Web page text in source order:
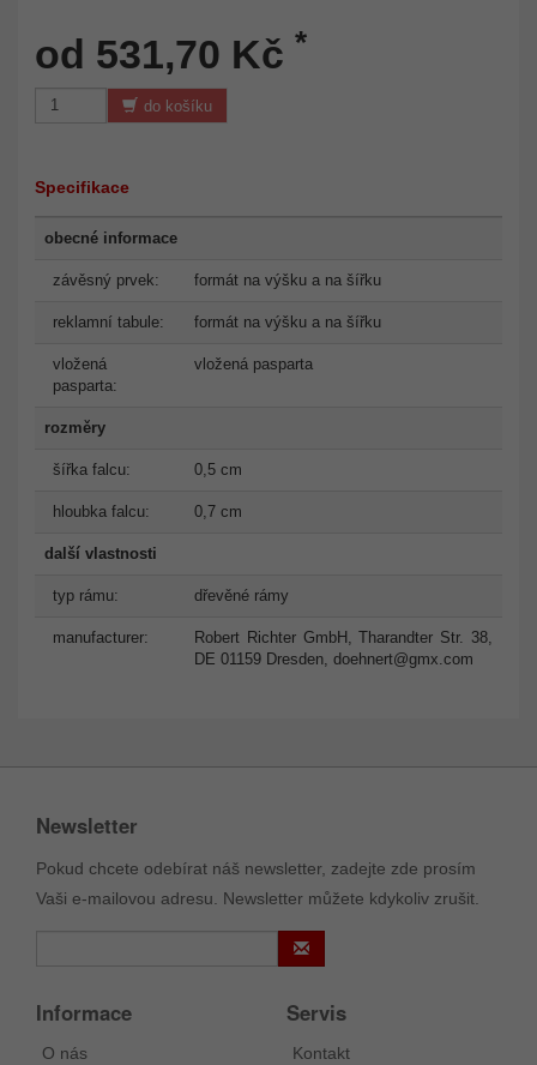
od 531,70 Kč *
do košíku
Specifikace
obecné informace
závěsný prvek: formát na výšku a na šířku
reklamní tabule: formát na výšku a na šířku
vložená
pasparta:
vložená pasparta
rozměry
šířka falcu: 0,5 cm
hloubka falcu: 0,7 cm
další vlastnosti
typ rámu: dřevěné rámy
manufacturer:
Robert Richter GmbH, Tharandter Str. 38,
DE 01159 Dresden, doehnert@gmx.com
Newsletter
Pokud chcete odebírat náš newsletter, zadejte zde prosím
Vaši e-mailovou adresu. Newsletter můžete kdykoliv zrušit.
Informace
O nás
Servis
Kontakt